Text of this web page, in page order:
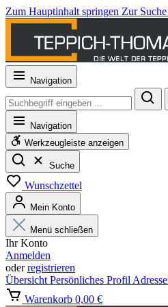
Zum Hauptinhalt springen Zur
Navigation
Navigation
Werkzeugleiste anzeigen
Suche
Wunschzettel
Mein Konto
Menü schließen
Ihr Konto
Anmelden
oderregistrieren
Übersicht Persönliches Profil
Warenkorb 0,00 €